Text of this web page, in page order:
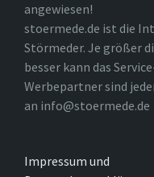
angewiesen!
stoermede.de ist die
Störmeder. Je größer
besser kann das
Werbepartner sind
an info@stoermede.de
Impressum und